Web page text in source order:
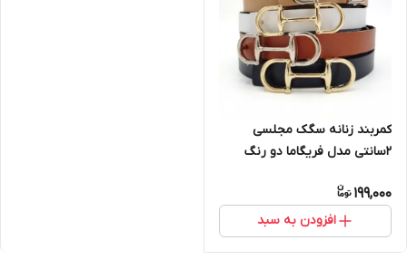
کمربند زنانه سگک مجلسی
2سانتی مدل فریگاما دو رنگ
199,000
افزودن به سبد